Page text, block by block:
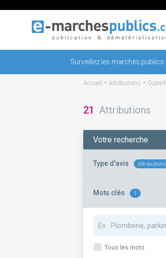
Surveillez les marchés publics
Accueil - Attributions - Outre-
21 Attributions
Votre recherche
Type d'avis Attributions
Mots clés 1
Tous les mots